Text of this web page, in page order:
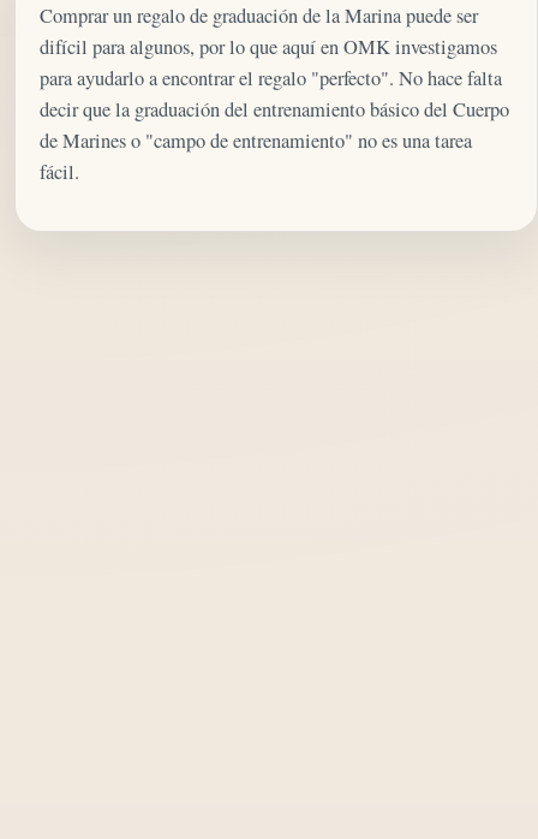
Comprar un regalo de graduación de la Marina puede ser
difícil para algunos, por lo que aquí en OMK investigamos
para ayudarlo a encontrar el regalo "perfecto". No hace falta
decir que la graduación del entrenamiento básico del Cuerpo
de Marines o "campo de entrenamiento" no es una tarea
fácil.